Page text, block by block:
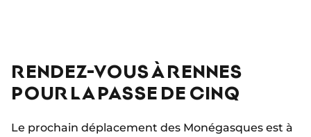
RENDEZ-VOUS À RENNES
POUR LA PASSE DE CINQ
Le prochain déplacement des Monégasques est à